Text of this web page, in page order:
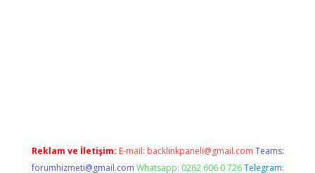
Reklam ve İletişim: E-mail: backlinkpaneli@gmail.com Teams:
forumhizmeti@gmail.com Whatsapp: 0262 606 0 726 Telegram: